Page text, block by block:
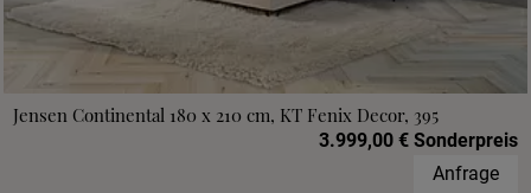
Jensen Continental 180 x 210 cm, KT Fenix Decor, 395
3.999,00 € Sonderpreis
Anfrage